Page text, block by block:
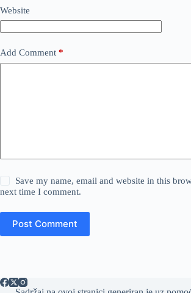
Website
Add Comment *
Save my name, email and website in this
next time I comment.
Post Comment